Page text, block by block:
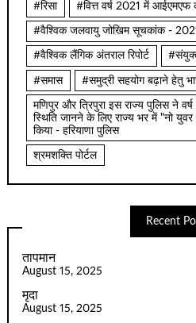
#रिसा #वित्त वर्ष 2021 में आईएमएफ
#वैश्विक जलवायु जोखिम सूचकांक -
#वैश्विक लैंगिक अंतराल रिपोर्ट #संयुक्त
#समास #समुद्री सहयोग बढ़ाने हेतु
मणिपुर और त्रिपुरा इस राज्य पुलिस ने
स्थिति जानने के लिए राज्य भर में "नो
किया - हरियाणा पुलिस
श्रमशक्ति पोर्टल
Recent
तापमान
August 15, 2025
मृदा
August 15, 2025